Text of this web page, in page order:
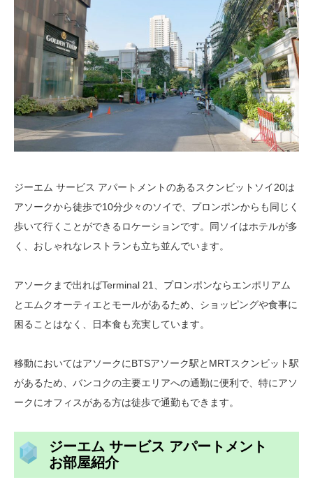
ジーエム サービス アパートメントのあるスクンビットソイ20は
アソークから徒歩で10分少々のソイで、プロンポンからも同じく
歩いて行くことができるロケーションです。同ソイはホテルが多
く、おしゃれなレストランも立ち並んでいます。
アソークまで出ればTerminal 21、プロンポンならエンポリアム
とエムクオーティエとモールがあるため、ショッピングや食事に
困ることはなく、日本食も充実しています。
移動においてはアソークにBTSアソーク駅とMRTスクンビット駅
があるため、バンコクの主要エリアへの通勤に便利で、特にアソ
ークにオフィスがある方は徒歩で通勤もできます。
ジーエム サービス アパートメント
お部屋紹介